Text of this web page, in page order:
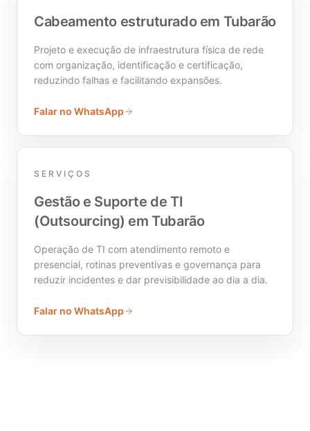
Cabeamento estruturado em Tubarão
Projeto e execução de infraestrutura física de rede
com organização, identificação e certificação,
reduzindo falhas e facilitando expansões.
Falar no WhatsApp
SERVIÇOS
Gestão e Suporte de TI
(Outsourcing) em Tubarão
Operação de TI com atendimento remoto e
presencial, rotinas preventivas e governança para
reduzir incidentes e dar previsibilidade ao dia a dia.
Falar no WhatsApp